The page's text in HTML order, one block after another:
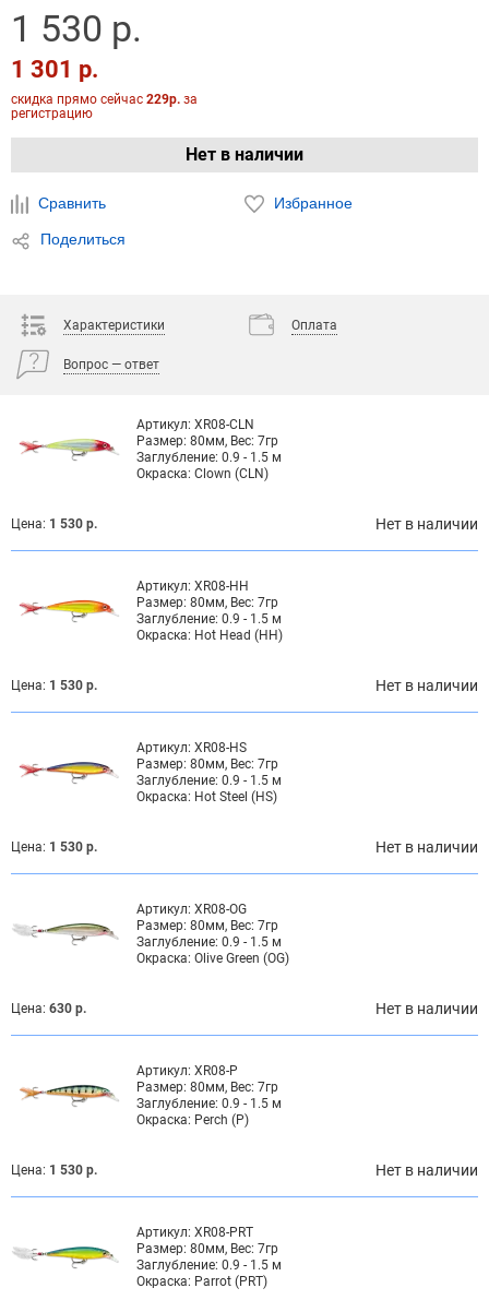
1 530 р.
1 301 р.
скидка прямо сейчас 229р. за
регистрацию
Нет в наличии
Сравнить Избранное
Поделиться
Характеристики Оплата
Вопрос — ответ
Артикул: XR08-CLN
Размер: 80мм, Вес: 7гр
Заглубление: 0.9 - 1.5 м
Окраска: Clown (CLN)
Цена: 1 530 р. Нет в наличии
Артикул: XR08-HH
Размер: 80мм, Вес: 7гр
Заглубление: 0.9 - 1.5 м
Окраска: Hot Head (HH)
Цена: 1 530 р. Нет в наличии
Артикул: XR08-HS
Размер: 80мм, Вес: 7гр
Заглубление: 0.9 - 1.5 м
Окраска: Hot Steel (HS)
Цена: 1 530 р. Нет в наличии
Артикул: XR08-OG
Размер: 80мм, Вес: 7гр
Заглубление: 0.9 - 1.5 м
Окраска: Olive Green (OG)
Цена: 630 р. Нет в наличии
Артикул: XR08-P
Размер: 80мм, Вес: 7гр
Заглубление: 0.9 - 1.5 м
Окраска: Perch (P)
Цена: 1 530 р. Нет в наличии
Артикул: XR08-PRT
Размер: 80мм, Вес: 7гр
Заглубление: 0.9 - 1.5 м
Окраска: Parrot (PRT)